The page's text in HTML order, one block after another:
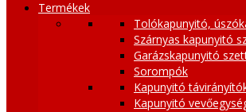
Termékek
Tolókapunyitó,
Szárnyas kapunyitó
Garázskapunyitó
Sorompók
Kapunyitó
Kapunyitó